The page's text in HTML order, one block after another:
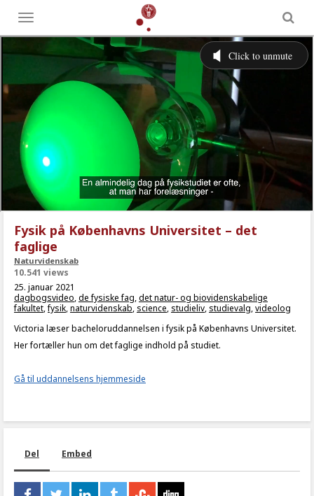
Toggle
menu
Fysik på Københavns Universitet – det
faglige
Naturvidenskab
10.541 views
25. januar 2021
dagbogsvideo,de fysiske fag,det natur- og biovidenskabelige
fakultet,fysik,naturvidenskab, science, studieliv, studievalg,videolog
Victoria læser bacheloruddannelsen i fysik på Københavns Universitet.
Her fortæller hun om det faglige indhold på studiet.
Gå til uddannelsens hjemmeside
Del Embed